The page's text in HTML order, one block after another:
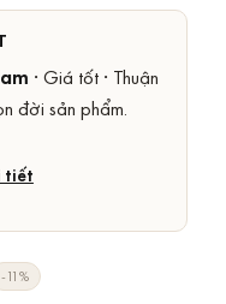
· Giá tốt · Thuận
đời sản phẩm.
tiết
-11%